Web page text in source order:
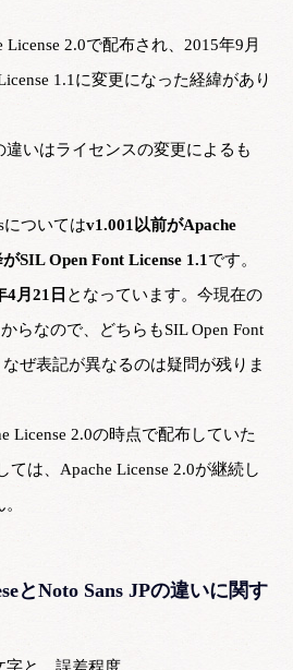
License 2.0で配布され、2015年9月
1.1に変更になった経緯があり
いはライセンスの変更によるも
についてはv1.001以前がApache
SIL Open Font License 1.1 です。
4月21日 となっています。今現在の
からなので、どちらもSIL Open Font
ぜ表記が異なるのは疑問が残りま
License 2.0の時点で配布していた
ては、Apache License 2.0が継続し
とNoto Sans JPの違いに関す